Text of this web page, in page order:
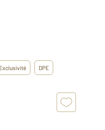
Exclusivité DPE